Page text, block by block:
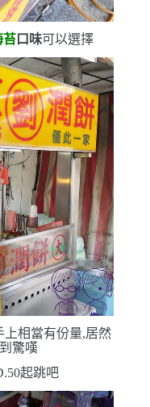
苔口味可以選擇
上相當有份量,居然
驚嘆
起跳吧